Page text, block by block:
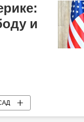
и
Доналд Трамп